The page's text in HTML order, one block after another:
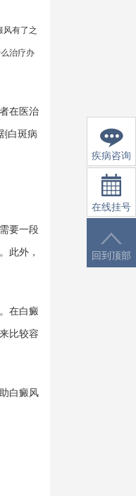
有了之
治疗办
在医治
白斑病
要一段
此外，
在白癜
比较容
白癜风
疾病咨询
在线挂号
回到顶部